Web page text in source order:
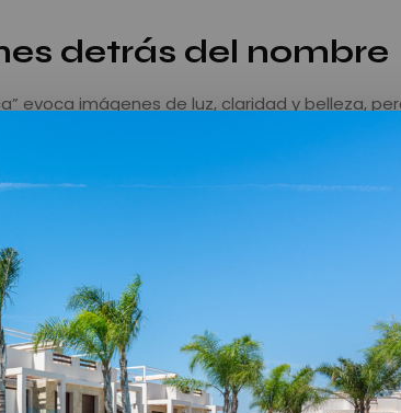
detrás del nombre
evoca imágenes de luz, claridad y belleza,
: Una de las principales características de
fina y blanca, que contrastan con el azul
físico fue clave para la elección del nombre.
entorno: La Costa Blanca es conocida por
una luz especial que resalta aún más sus
internacional
: En la década de los 50,
destino vacacional para europeos, y un
a transmitir una imagen de paraíso